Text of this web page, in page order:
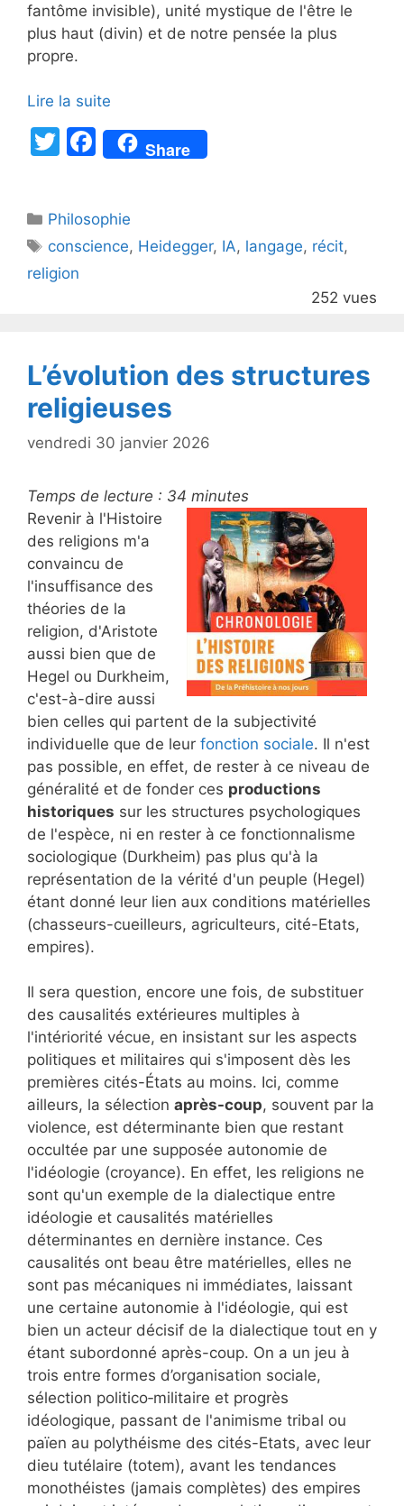
fantôme invisible), unité mystique de l'être le
plus haut (divin) et de notre pensée la plus
propre.
Lire la suite
T
er
F
a
e
b
Share
Catégories
Philosophie
Étiquettes
conscience, Heidegger, IA, langage, récit,
religion
252 vues
L’évolution des structures
religieuses
vendredi 30 janvier 2026
Temps de lecture : 34 minutes
Revenir à l'Histoire
des religions m'a
convaincu de
l'insuffisance des
théories de la
religion, d'Aristote
aussi bien que de
Hegel ou Durkheim,
c'est-à-dire aussi
bien celles qui partent de la subjectivité
individuelle que de leur fonction sociale. Il n'est
pas possible, en effet, de rester à ce niveau de
généralité et de fonder ces productions
historiques sur les structures psychologiques
de l'espèce, ni en rester à ce fonctionnalisme
sociologique (Durkheim) pas plus qu'à la
représentation de la vérité d'un peuple (Hegel)
étant donné leur lien aux conditions matérielles
(chasseurs-cueilleurs, agriculteurs, cité-Etats,
empires).
Il sera question, encore une fois, de substituer
des causalités extérieures multiples à
l'intériorité vécue, en insistant sur les aspects
politiques et militaires qui s'imposent dès les
premières cités-États au moins. Ici, comme
ailleurs, la sélection après-coup, souvent par la
violence, est déterminante bien que restant
occultée par une supposée autonomie de
l'idéologie (croyance). En effet, les religions ne
sont qu'un exemple de la dialectique entre
idéologie et causalités matérielles
déterminantes en dernière instance. Ces
causalités ont beau être matérielles, elles ne
sont pas mécaniques ni immédiates, laissant
une certaine autonomie à l'idéologie, qui est
bien un acteur décisif de la dialectique tout en y
étant subordonné après-coup. On a un jeu à
trois entre formes d’organisation sociale,
sélection politico‑militaire et progrès
idéologique, passant de l'animisme tribal ou
païen au polythéisme des cités-Etats, avec leur
dieu tutélaire (totem), avant les tendances
monothéistes (jamais complètes) des empires